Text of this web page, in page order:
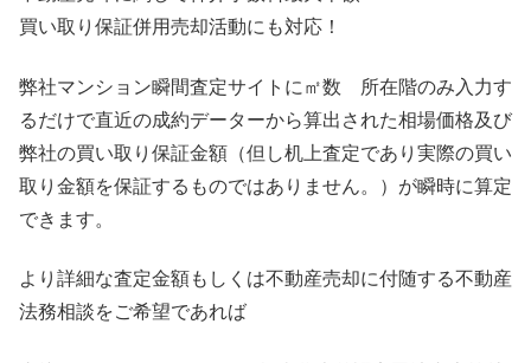
買い取り保証併用売却活動にも対応！
弊社マンション瞬間査定サイトに㎡数 所在階のみ入力す
るだけで直近の成約データーから算出された相場価格及び
弊社の買い取り保証金額（但し机上査定であり実際の買い
取り金額を保証するものではありません。）が瞬時に算定
できます。
より詳細な査定金額もしくは不動産売却に付随する不動産
法務相談をご希望であれば